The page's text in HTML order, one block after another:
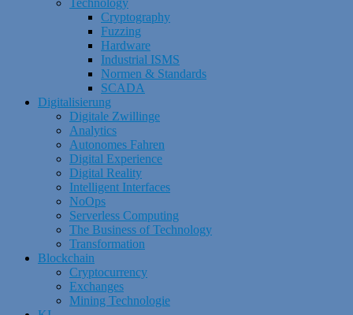
Cryptography
Fuzzing
Hardware
Industrial ISMS
Normen & Standards
SCADA
Digitalisierung
Digitale Zwillinge
Analytics
Autonomes Fahren
Digital Experience
Digital Reality
Intelligent Interfaces
NoOps
Serverless Computing
The Business of Technology
Transformation
Blockchain
Cryptocurrency
Exchanges
Mining Technologie